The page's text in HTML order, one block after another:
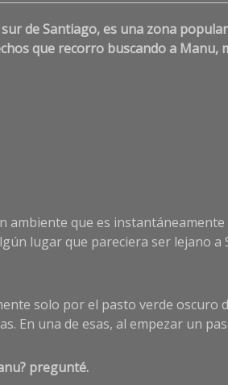
de Santiago, es una zona
que recorro buscando a Manu,
ambiente que es
lugar que pareciera ser lejano
solo por el pasto verde
En una de esas, al empezar un
pregunté.